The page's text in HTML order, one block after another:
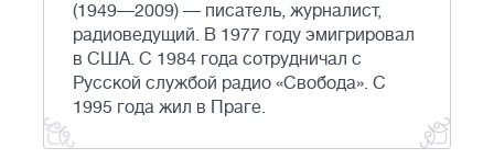
(1949—2009) — писатель, журналист,
радиоведущий. В 1977 году эмигрировал
в США. С 1984 года сотрудничал с
Русской службой радио «Свобода». С
1995 года жил в Праге.